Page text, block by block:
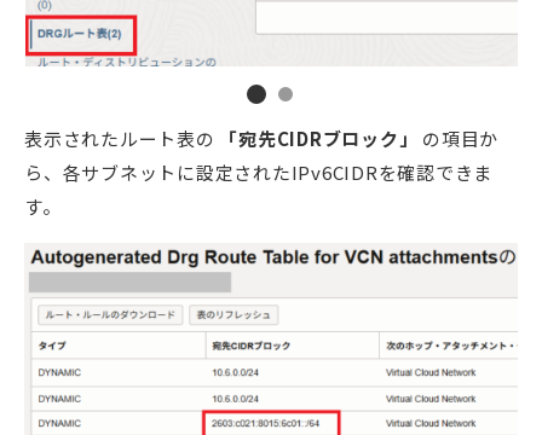
表示されたルート表の 「宛先CIDRブロック」
の項目か
ら、各サブネットに設定されたIPv6CIDRを確認できま
す。